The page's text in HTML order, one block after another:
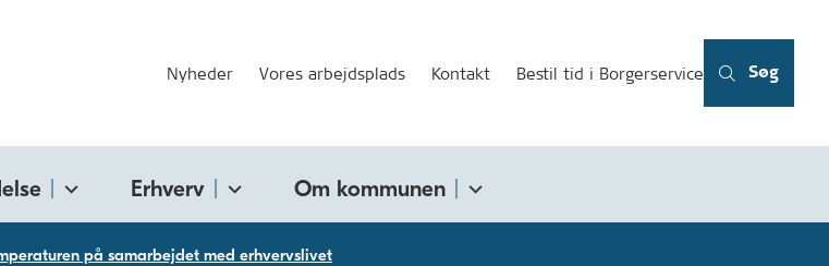
Nyheder Vores arbejdsplads Kontakt Bestil tid i Borgerservice Søg
Erhverv Om kommunen
på samarbejdet med erhvervslivet